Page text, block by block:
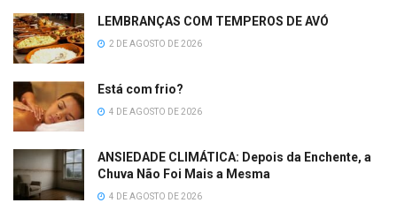
LEMBRANÇAS COM TEMPEROS DE AVÓ
2 DE AGOSTO DE 2026
Está com frio?
4 DE AGOSTO DE 2026
ANSIEDADE CLIMÁTICA: Depois da Enchente, a
Chuva Não Foi Mais a Mesma
4 DE AGOSTO DE 2026